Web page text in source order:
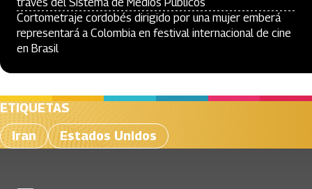
Cortometraje cordobés dirigido por una mujer emberá
representará a Colombia en festival internacional de cine
en Brasil
ETIQUETAS
Iran
Estados Unidos